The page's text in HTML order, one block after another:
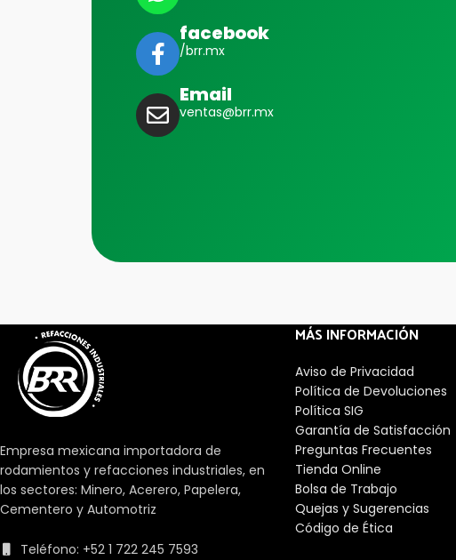
facebook
/brr.mx
Email
ventas@brr.mx
Empresa mexicana importadora de
rodamientos y refacciones industriales, en
los sectores: Minero, Acerero, Papelera,
Cementero y Automotriz
Teléfono: +52 1 722 245 7593
MÁS INFORMACIÓN
Aviso de Privacidad
Política de Devoluciones
Política SIG
Garantía de Satisfacción
Preguntas Frecuentes
Tienda Online
Bolsa de Trabajo
Quejas y Sugerencias
Código de Ética